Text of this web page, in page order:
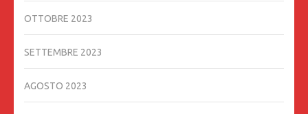
OTTOBRE 2023
SETTEMBRE 2023
AGOSTO 2023